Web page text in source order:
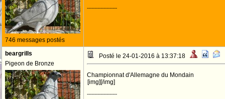
746 messages postés
--------------------
beargrills
Pigeon de Bronze
Posté le 24-01-2016 à 13:37:18
Championnat d'Allemagne du Mondain
[img][/img]
--------------------